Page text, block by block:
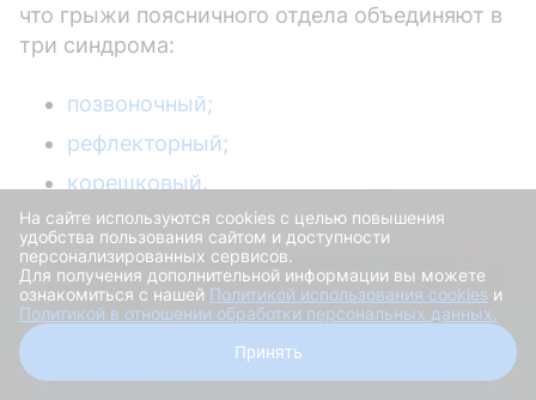
что грыжи поясничного отдела объединяют в
три синдрома:
позвоночный;
рефлекторный;
корешковый.
На сайте используются cookies с целью повышения
удобства пользования сайтом и доступности
персонализированных сервисов.
Для получения дополнительной информации вы можете
ознакомиться с нашей Политикой использования cookies и
Политикой в отношении обработки персональных данных.
Принять